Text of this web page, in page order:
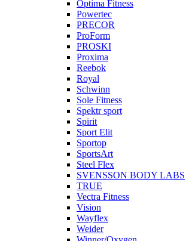
Optima Fitness
Powertec
PRECOR
ProForm
PROSKI
Proxima
Reebok
Royal
Schwinn
Sole Fitness
Spektr sport
Spirit
Sport Elit
Sportop
SportsArt
Steel Flex
SVENSSON BODY LABS
TRUE
Vectra Fitness
Vision
Wayflex
Weider